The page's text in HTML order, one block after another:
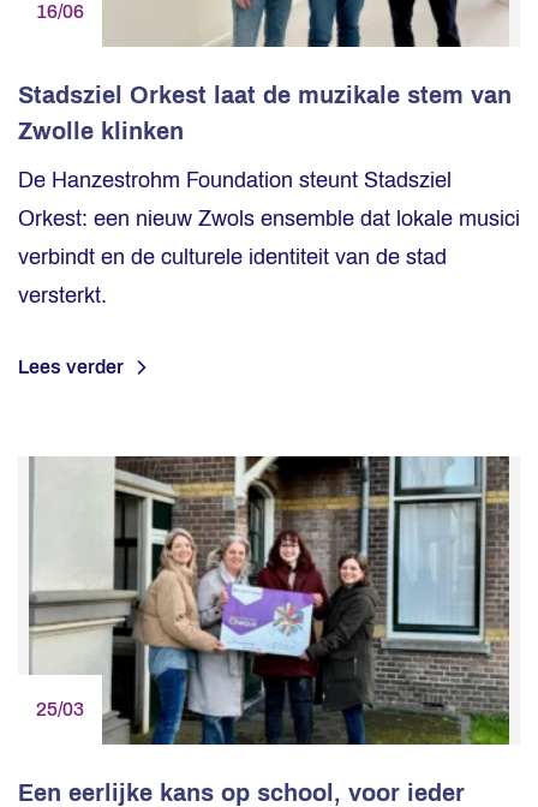
16/06
Stadsziel Orkest laat de muzikale stem van
Zwolle klinken
De Hanzestrohm Foundation steunt Stadsziel
Orkest: een nieuw Zwols ensemble dat lokale musici
verbindt en de culturele identiteit van de stad
versterkt.
Lees verder
25/03
Een eerlijke kans op school, voor ieder